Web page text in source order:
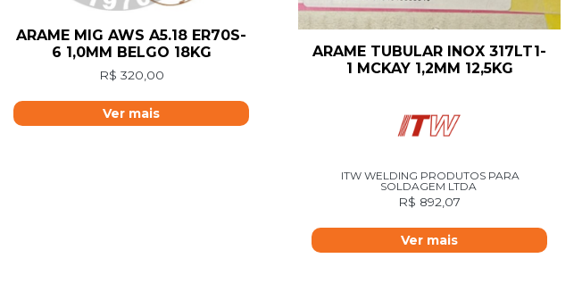
ARAME MIG AWS A5.18 ER70S-
6 1,0MM BELGO 18KG
R$ 320,00
Ver mais
ARAME TUBULAR INOX 317LT1-
1 MCKAY 1,2MM 12,5KG
ITW WELDING PRODUTOS PARA
SOLDAGEM LTDA
R$ 892,07
Ver mais